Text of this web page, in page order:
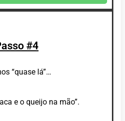
#4
“quase lá”…
e o queijo na mão”.